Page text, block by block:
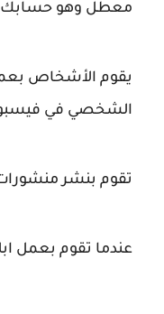
معطل وهو حسابك
يقوم الأشخاص
الشخصي في
تقوم بنشر
عندما تقوم بعمل